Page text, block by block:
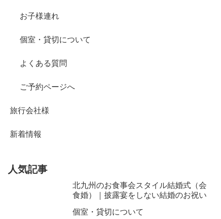
お子様連れ
個室・貸切について
よくある質問
ご予約ページへ
旅行会社様
新着情報
人気記事
北九州のお食事会スタイル結婚式（会
食婚）｜披露宴をしない結婚のお祝い
個室・貸切について